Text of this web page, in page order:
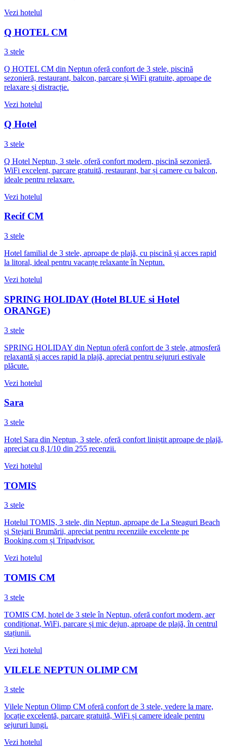
Vezi hotelul
Q HOTEL CM
3 stele
Q HOTEL CM din Neptun oferă confort de 3 stele, piscină
sezonieră, restaurant, balcon, parcare și WiFi gratuite, aproape de
relaxare și distracție.
Vezi hotelul
Q Hotel
3 stele
Q Hotel Neptun, 3 stele, oferă confort modern, piscină sezonieră,
WiFi excelent, parcare gratuită, restaurant, bar și camere cu balcon,
ideale pentru relaxare.
Vezi hotelul
Recif CM
3 stele
Hotel familial de 3 stele, aproape de plajă, cu piscină și acces rapid
la litoral, ideal pentru vacanțe relaxante în Neptun.
Vezi hotelul
SPRING HOLIDAY (Hotel BLUE si Hotel
ORANGE)
3 stele
SPRING HOLIDAY din Neptun oferă confort de 3 stele, atmosferă
relaxantă și acces rapid la plajă, apreciat pentru sejururi estivale
plăcute.
Vezi hotelul
Sara
3 stele
Hotel Sara din Neptun, 3 stele, oferă confort liniștit aproape de plajă,
apreciat cu 8,1/10 din 255 recenzii.
Vezi hotelul
TOMIS
3 stele
Hotelul TOMIS, 3 stele, din Neptun, aproape de La Steaguri Beach
și Stejarii Brumării, apreciat pentru recenziile excelente pe
Booking.com și Tripadvisor.
Vezi hotelul
TOMIS CM
3 stele
TOMIS CM, hotel de 3 stele în Neptun, oferă confort modern, aer
condiționat, WiFi, parcare și mic dejun, aproape de plajă, în centrul
stațiunii.
Vezi hotelul
VILELE NEPTUN OLIMP CM
3 stele
Vilele Neptun Olimp CM oferă confort de 3 stele, vedere la mare,
locație excelentă, parcare gratuită, WiFi și camere ideale pentru
sejururi lungi.
Vezi hotelul